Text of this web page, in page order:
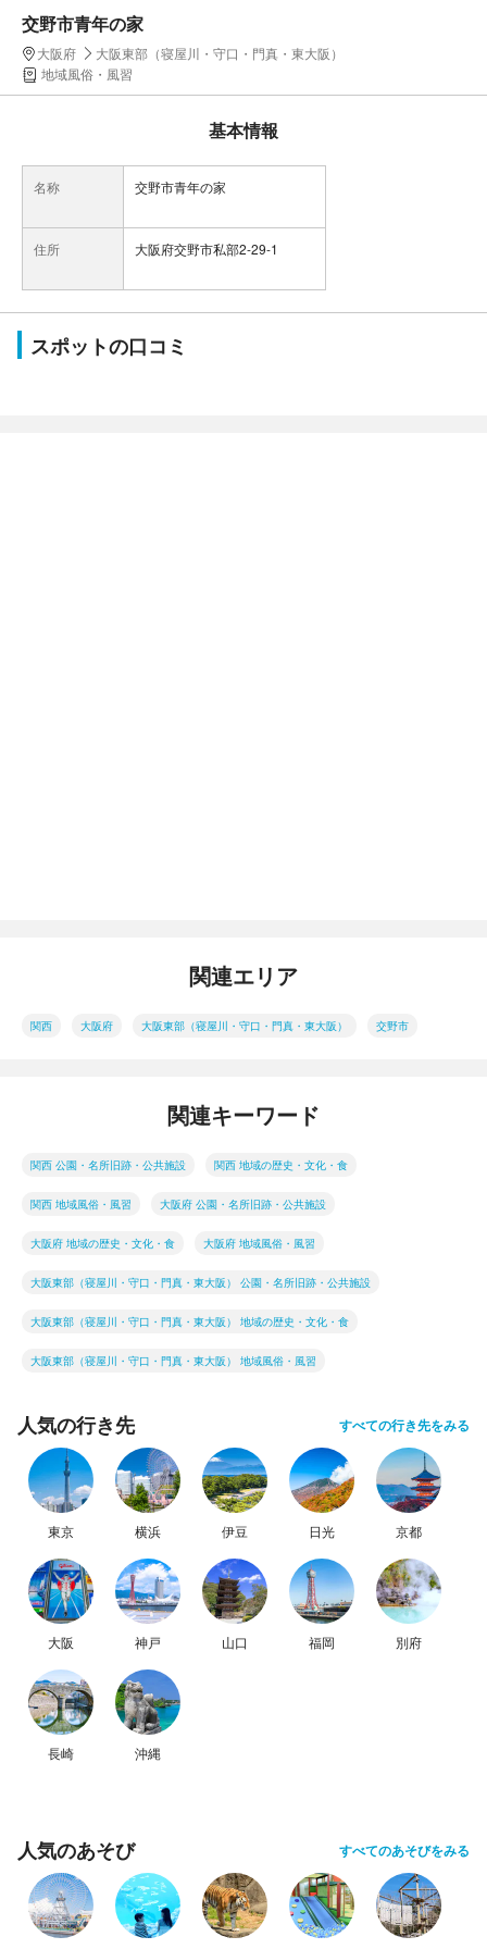
交野市青年の家
大阪府
大阪東部（寝屋川・守口・門真・東大阪）
地域風俗・風習
基本情報
名称 交野市青年の家
住所 大阪府交野市私部2-29-1
スポットの口コミ
関連エリア
関西 大阪府 大阪東部（寝屋川・守口・門真・東大阪） 交野市
関連キーワード
関西 公園・名所旧跡・公共施設 関西 地域の歴史・文化・食
関西 地域風俗・風習 大阪府 公園・名所旧跡・公共施設
大阪府 地域の歴史・文化・食 大阪府 地域風俗・風習
大阪東部（寝屋川・守口・門真・東大阪） 公園・名所旧跡・公共施設
大阪東部（寝屋川・守口・門真・東大阪） 地域の歴史・文化・食
大阪東部（寝屋川・守口・門真・東大阪） 地域風俗・風習
人気の行き先 すべての行き先をみる
東京 横浜 伊豆 日光 京都
大阪 神戸 山口 福岡 別府
長崎 沖縄
人気のあそび すべてのあそびをみる